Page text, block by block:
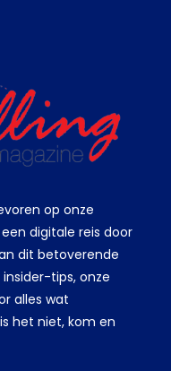
op onze
digitale reis door
dit betoverende
tips, onze
alles wat
het niet, kom en